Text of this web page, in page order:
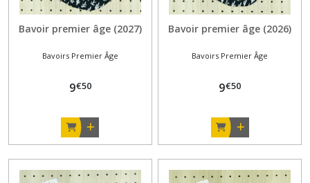
Bavoir premier âge (2027)
Bavoirs Premier Âge
9€50
Bavoir premier âge (2026)
Bavoirs Premier Âge
9€50